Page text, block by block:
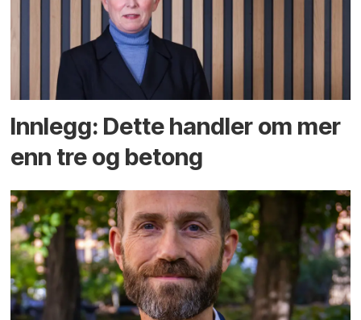
Innlegg: Dette handler om mer
enn tre og betong